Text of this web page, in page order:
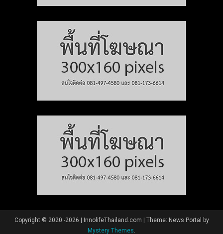
Copyright © 2020 -2026 | InnolifeThailand.com
Theme: News Portal by
Mystery Themes.